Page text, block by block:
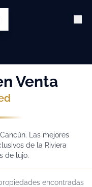
Venta
Las mejores
de la Riviera
de lujo.
encontradas